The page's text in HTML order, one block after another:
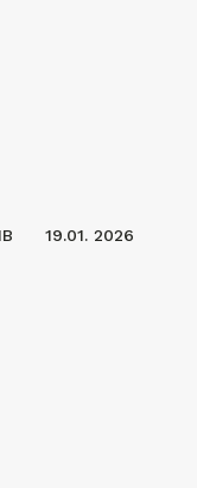
19.01. 2026